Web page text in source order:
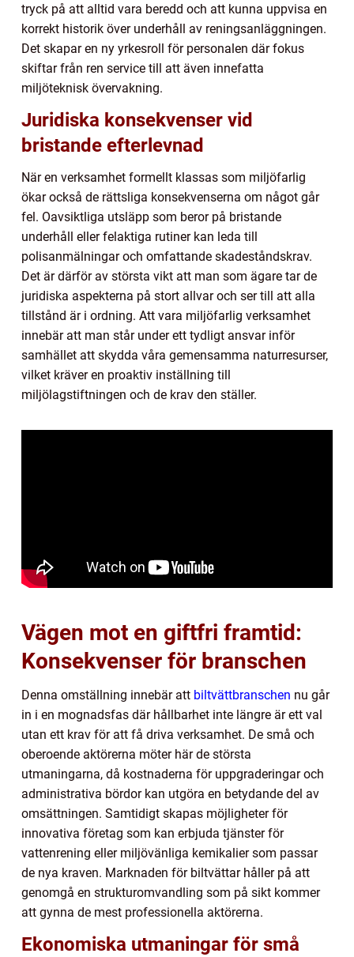
tryck på att alltid vara beredd och att kunna uppvisa en
korrekt historik över underhåll av reningsanläggningen.
Det skapar en ny yrkesroll för personalen där fokus
skiftar från ren service till att även innefatta
miljöteknisk övervakning.
Juridiska konsekvenser vid
bristande efterlevnad
När en verksamhet formellt klassas som miljöfarlig
ökar också de rättsliga konsekvenserna om något går
fel. Oavsiktliga utsläpp som beror på bristande
underhåll eller felaktiga rutiner kan leda till
polisanmälningar och omfattande skadeståndskrav.
Det är därför av största vikt att man som ägare tar de
juridiska aspekterna på stort allvar och ser till att alla
tillstånd är i ordning. Att vara miljöfarlig verksamhet
innebär att man står under ett tydligt ansvar inför
samhället att skydda våra gemensamma naturresurser,
vilket kräver en proaktiv inställning till
miljölagstiftningen och de krav den ställer.
Vägen mot en giftfri framtid:
Konsekvenser för branschen
Denna omställning innebär att biltvättbranschen nu går
in i en mognadsfas där hållbarhet inte längre är ett val
utan ett krav för att få driva verksamhet. De små och
oberoende aktörerna möter här de största
utmaningarna, då kostnaderna för uppgraderingar och
administrativa bördor kan utgöra en betydande del av
omsättningen. Samtidigt skapas möjligheter för
innovativa företag som kan erbjuda tjänster för
vattenrening eller miljövänliga kemikalier som passar
de nya kraven. Marknaden för biltvättar håller på att
genomgå en strukturomvandling som på sikt kommer
att gynna de mest professionella aktörerna.
Ekonomiska utmaningar för små